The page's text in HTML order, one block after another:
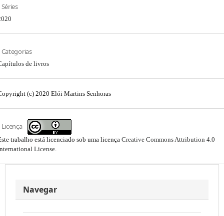
Séries
Categorias
de livros
(c) 2020 Elói Martins Senhoras
Licença
trabalho está licenciado sob uma licença Creative Commons Attribution 4.0
License.
Navegar